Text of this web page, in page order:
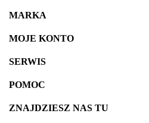
MARKA
MOJE KONTO
SERWIS
POMOC
ZNAJDZIESZ NAS TU